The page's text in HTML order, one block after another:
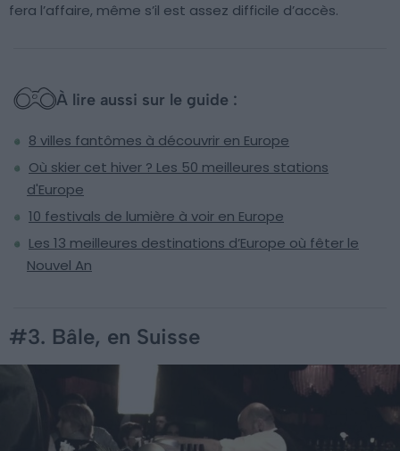
fera l’affaire, même s’il est assez difficile d’accès.
À lire aussi sur le guide :
8 villes fantômes à découvrir en Europe
Où skier cet hiver ? Les 50 meilleures stations
d'Europe
10 festivals de lumière à voir en Europe
Les 13 meilleures destinations d’Europe où fêter le
Nouvel An
#3. Bâle, en Suisse